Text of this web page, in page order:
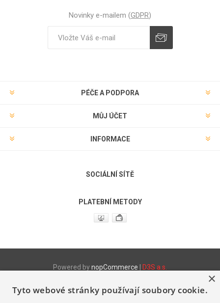
Novinky e-mailem (GDPR)
PÉČE A PODPORA
MŮJ ÚČET
INFORMACE
SOCIÁLNÍ SÍTĚ
PLATEBNÍ METODY
Powered bynopCommerce D3S a.s.
Produktové www stránky
×
Tyto webové stránky používají soubory cookie.